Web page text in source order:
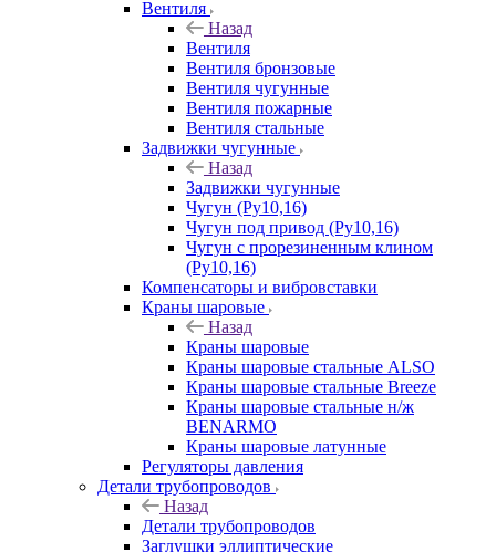
Вентиля
Назад
Вентиля
Вентиля бронзовые
Вентиля чугунные
Вентиля пожарные
Вентиля стальные
Задвижки чугунные
Назад
Задвижки чугунные
Чугун (Ру10,16)
Чугун под привод (Ру10,16)
Чугун с прорезиненным клином
(Ру10,16)
Компенсаторы и вибровставки
Краны шаровые
Назад
Краны шаровые
Краны шаровые стальные ALSO
Краны шаровые стальные Breeze
Краны шаровые стальные н/ж
BENARMO
Краны шаровые латунные
Регуляторы давления
Детали трубопроводов
Назад
Детали трубопроводов
Заглушки эллиптические